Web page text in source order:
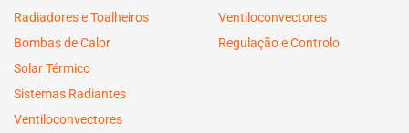
Radiadores e Toalheiros
Bombas de Calor
Solar Térmico
Sistemas Radiantes
Ventiloconvectores
Ventiloconvectores
Regulação e Controlo